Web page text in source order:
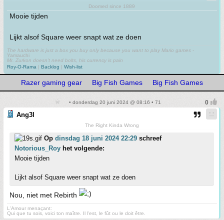
Doomed since 1889
Mooie tijden
Lijkt alsof Square weer snapt wat ze doen
The hardware is just a box you buy only because you want to play Mario games -
Yamauchi
Mr. Zurkon doesn't need bolts, his currency is pain
Roy-O-Rama
Backlog Wish-list
Razer gaming gear Big Fish Games Big Fish Games
• donderdag 20 juni 2024 @ 08:16 • 71
Ang3l
The Right Kinda Wrong
Op dinsdag 18 juni 2024 22:29 schreef
Notorious_Roy het volgende:
Mooie tijden
Lijkt alsof Square weer snapt wat ze doen
Nou, niet met Rebirth
L'Amour menaçant:
Qui que tu sois, voici ton maître. Il l'est, le fût ou le doit être.